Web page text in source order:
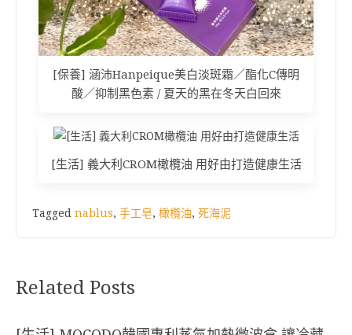
[保養] 涵沛Hanpeique美白淡斑霜／酯化C傳明
酸／抑制黑色素 / 夏天的黑在冬天白回來
[生活] 義大利CROM橄欖油 用好由打造健康生活
Tagged nablus, 手工皂, 橄欖油, 死海泥
Related Posts